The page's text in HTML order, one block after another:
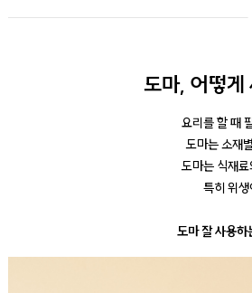
도마, 어떻게
요리를 할 때
도마는 소재
도마는 식재
특히 위
도마 잘 사용하